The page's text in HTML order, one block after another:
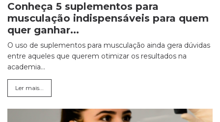
Conheça 5 suplementos para
musculação indispensáveis para quem
quer ganhar...
O uso de suplementos para musculação ainda gera dúvidas
entre aqueles que querem otimizar os resultados na
academia...
Ler mais...